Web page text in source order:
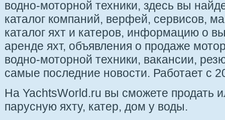
водно-моторной техники, здесь вы
каталог компаний, верфей, сервисов,
каталог яхт и катеров, информацию о
аренде яхт, объявления о продаже
водно-моторной техники, вакансии,
самые последние новости. Работает с
На YachtsWorld.ru вы сможете продать
парусную яхту, катер, дом у воды.